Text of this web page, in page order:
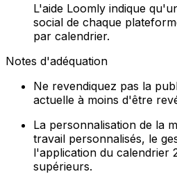
L'aide Loomly indique
social de chaque
par calendrier.
Notes d'adéquation
Ne revendiquez pas la
actuelle à moins d'être
La personnalisation de la
travail personnalisés, le
l'application du calendrier
supérieurs.